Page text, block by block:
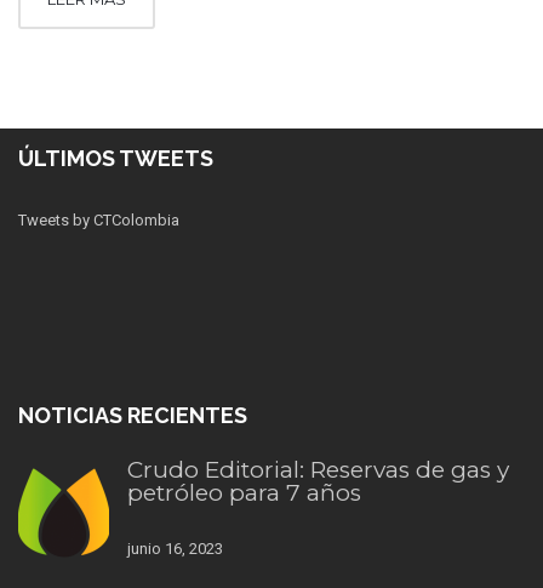
ÚLTIMOS TWEETS
Tweets by CTColombia
NOTICIAS RECIENTES
Crudo Editorial: Reservas de gas y
petróleo para 7 años
junio 16, 2023